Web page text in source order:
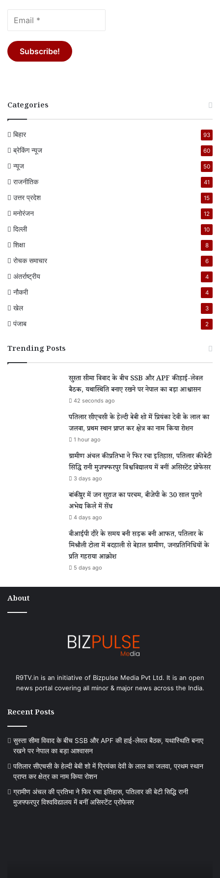
Categories
बिहार 93
ब्रेकिंग न्यूज 60
न्यूज 50
राजनीतिक 41
उत्तर प्रदेश 15
मनोरंजन 12
दिल्ली 10
शिक्षा 8
रोचक समाचार 6
अंतर्राष्ट्रीय 4
नौकरी 4
खेल 3
पंजाब 2
Trending Posts
सुस्ता सीमा विवाद के बीच SSB और APF की हाई-लेवल
बैठक, यथास्थिति बनाए रखने पर नेपाल का बड़ा आश्वासन
42 seconds ago
पतिलार सीएचसी के हेल्दी बेबी शो में प्रियंका देवी के लाल का
जलवा, प्रथम स्थान प्राप्त कर क्षेत्र का नाम किया रोशन
1 hour ago
ग्रामीण अंचल की प्रतिभा ने फिर रचा इतिहास, पतिलार की बेटी
सिद्धि रानी मुजफ्फरपुर विश्वविद्यालय में बनीं असिस्टेंट प्रोफेसर
3 days ago
बांकीपुर में जन सुराज का परचम, बीजेपी के 30 साल पुराने
अभेद्य किले में सेंध
4 days ago
वीआईपी दौरे के समय बनी सड़क बनी आफत, पतिलार के
मिश्रौली टोला में बदहाली से बेहाल ग्रामीण, जनप्रतिनिधियों के
प्रति गहराया आक्रोश
5 days ago
About
R9TV.in is an initiative of Bizpulse Media Pvt Ltd. It is an open
news portal covering all minor & major news across the India.
Recent Posts
सुस्ता सीमा विवाद के बीच SSB और APF की हाई-लेवल बैठक, यथास्थिति बनाए
रखने पर नेपाल का बड़ा आश्वासन
पतिलार सीएचसी के हेल्दी बेबी शो में प्रियंका देवी के लाल का जलवा, प्रथम स्थान
प्राप्त कर क्षेत्र का नाम किया रोशन
ग्रामीण अंचल की प्रतिभा ने फिर रचा इतिहास, पतिलार की बेटी सिद्धि रानी
मुजफ्फरपुर विश्वविद्यालय में बनीं असिस्टेंट प्रोफेसर